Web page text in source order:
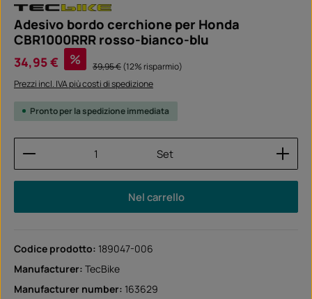
Adesivo bordo cerchione per Honda
CBR1000RRR rosso-bianco-blu
Prezzo di vendita:
34,95 € % Prezzo normale:
39,95 €(12% risparmio)
Prezzi incl. IVA più costi di spedizione
Pronto per la spedizione immediata
Quantità del prodotto: inserisci la quantità
Set
Nel carrello
Codice prodotto: 189047-006
Manufacturer: TecBike
Manufacturer number: 163629